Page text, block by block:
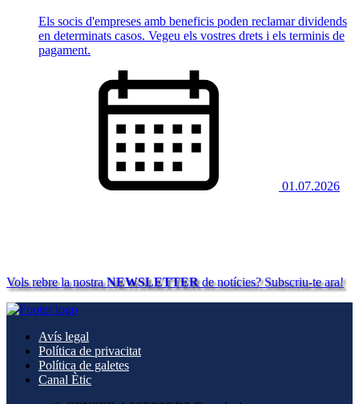
Els socis d'empreses amb beneficis poden reclamar dividends
en determinats casos. Vegeu els vostres drets i els terminis de
pagament.
01.07.2026
Vols rebre la nostraNEWSLETTERde notícies? Subscriu-te ara!
Avís legal
Política de privacitat
Política de galetes
Canal Ètic